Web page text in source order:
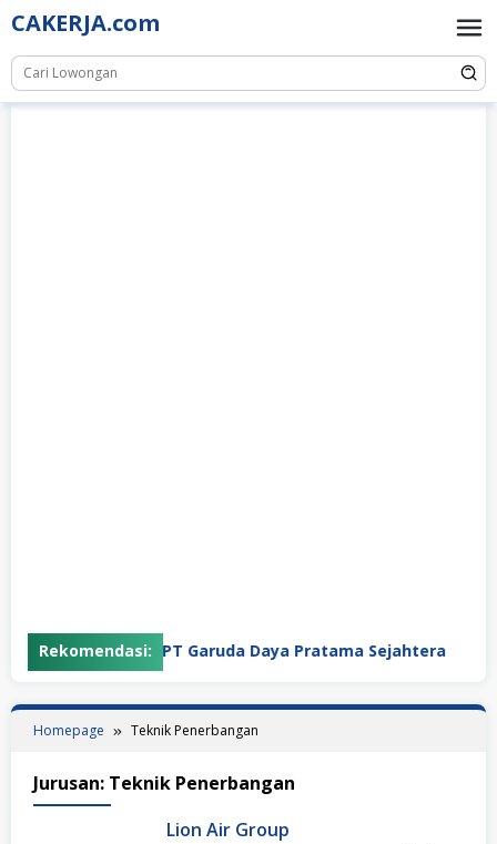
Skip
to
content
CAKERJA.com
Rekomendasi:PT Garuda Daya Pratama Sejahtera
Homepage Teknik Penerbangan
Jurusan: Teknik Penerbangan
Lion Air Group